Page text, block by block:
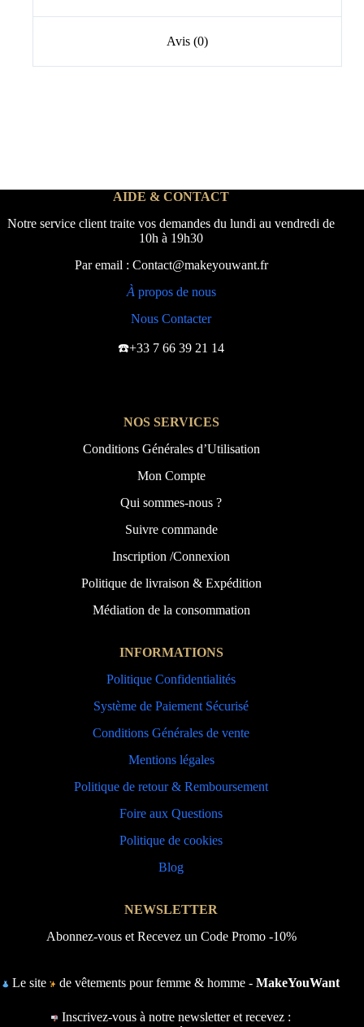
Avis (0)
AIDE & CONTACT
Notre service client traite vos demandes du lundi au vendredi de
10h à 19h30
Par email : Contact@makeyouwant.fr
À propos de nous
Nous Contacter
☎️+33 7 66 39 21 14
NOS SERVICES
Conditions Générales d’Utilisation
Mon Compte
Qui sommes-nous ?
Suivre commande
Inscription /Connexion
Politique de livraison & Expédition
Médiation de la consommation
INFORMATIONS
Politique Confidentialités
Système de Paiement Sécurisé
Conditions Générales de vente
Mentions légales
Politique de retour & Remboursement
Foire aux Questions
Politique de cookies
Blog
NEWSLETTER
Abonnez-vous et Recevez un Code Promo -10%
Le site de vêtements pour femme & homme -MakeYouWant
Inscrivez-vous à notre newsletter et recevez :